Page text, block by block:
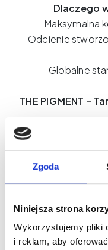
Zgoda
Niniejsza strona
Wykorzystujemy pliki
i reklam, aby
Dlaczego
Maksymalna
Odcienie
Globalne
THE PIGMENT –
Co